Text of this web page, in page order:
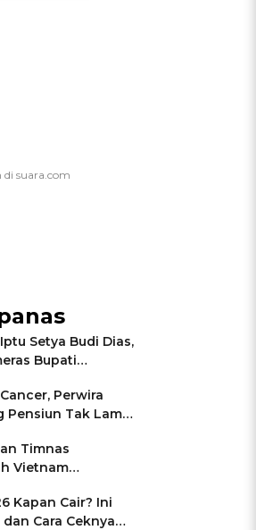
Setya Budi Dias,
Bupati
Perwira
Pensiun Tak Lama
Timnas
Vietnam
di Pakansari
Kapan Cair? Ini
Cara Ceknya